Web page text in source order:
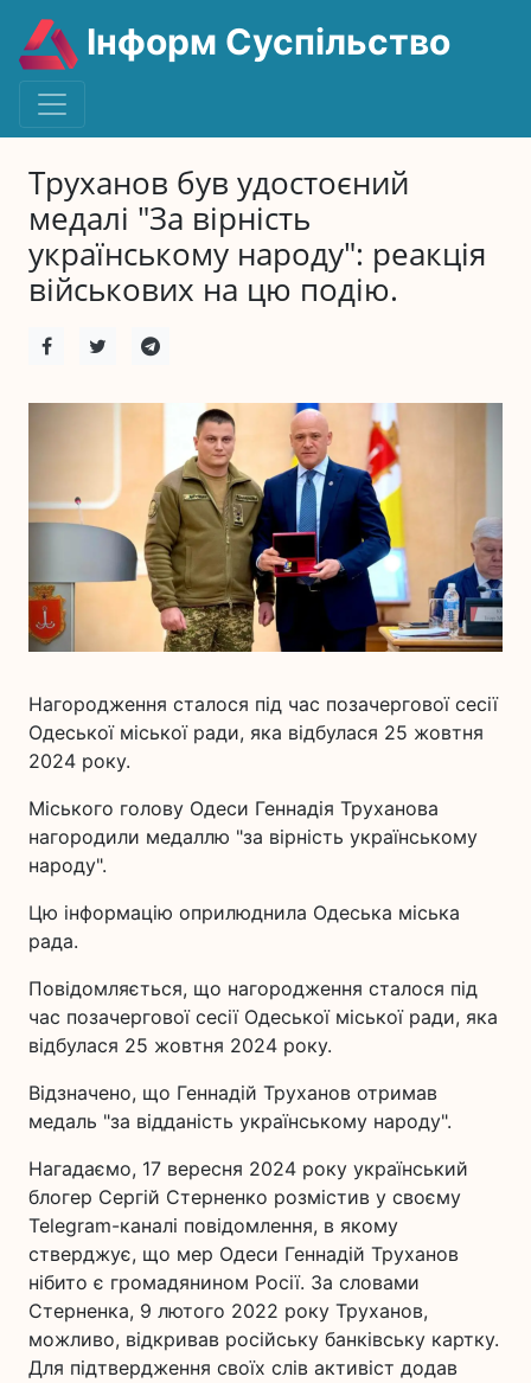
Інформ Суспільство
Труханов був удостоєний
медалі "За вірність
українському народу": реакція
військових на цю подію.
Нагородження сталося під час позачергової сесії
Одеської міської ради, яка відбулася 25 жовтня
2024 року.
Міського голову Одеси Геннадія Труханова
нагородили медаллю "за вірність українському
народу".
Цю інформацію оприлюднила Одеська міська
рада.
Повідомляється, що нагородження сталося під
час позачергової сесії Одеської міської ради, яка
відбулася 25 жовтня 2024 року.
Відзначено, що Геннадій Труханов отримав
медаль "за відданість українському народу".
Нагадаємо, 17 вересня 2024 року український
блогер Сергій Стерненко розмістив у своєму
Telegram-каналі повідомлення, в якому
стверджує, що мер Одеси Геннадій Труханов
нібито є громадянином Росії. За словами
Стерненка, 9 лютого 2022 року Труханов,
можливо, відкривав російську банківську картку.
Для підтвердження своїх слів активіст додав